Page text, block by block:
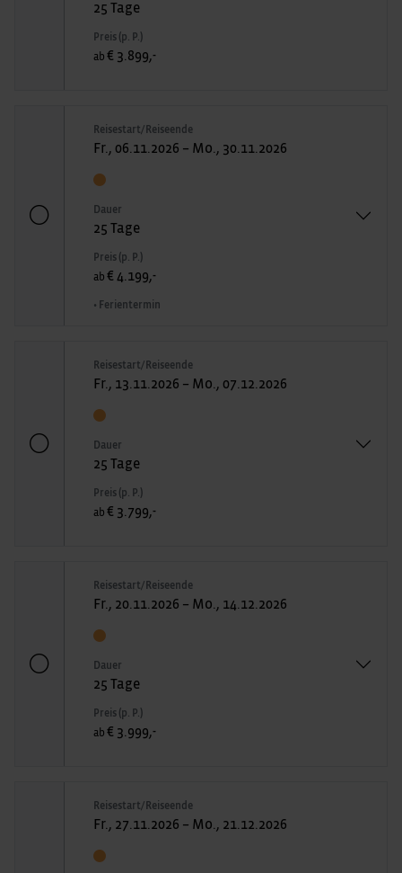
25 Tage
Preis (p. P.)
ab € 3.899,-
Reisestart/Reiseende
Fr., 06.11.2026 – Mo., 30.11.2026
Dauer
25 Tage
Preis (p. P.)
ab € 4.199,-
• Ferientermin
Reisestart/Reiseende
Fr., 13.11.2026 – Mo., 07.12.2026
Dauer
25 Tage
Preis (p. P.)
ab € 3.799,-
Reisestart/Reiseende
Fr., 20.11.2026 – Mo., 14.12.2026
Dauer
25 Tage
Preis (p. P.)
ab € 3.999,-
Reisestart/Reiseende
Fr., 27.11.2026 – Mo., 21.12.2026